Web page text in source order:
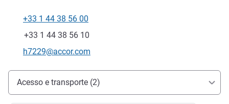
Telefone
+33 1 44 38 56 00
Fax
+33 1 44 38 56 10
E-mail de contato
h7229@accor.com
Acesso e transporte
Acesso e transporte (2)